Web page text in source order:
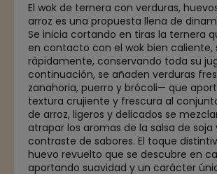
El wok de ternera con verduras,
arroz es una propuesta llena de
Se inicia cortando en tiras la ternera
en contacto con el wok bien caliente,
rápidamente, conservando toda su
continuación, se añaden verduras
zanahoria, puerro y brócoli— que
textura crujiente y frescura al
de arroz, ligeros y delicados se
atrapar los aromas de la salsa de soja
contraste de sabores. El toque
huevo revuelto que se descubre en
aportando suavidad y un carácter